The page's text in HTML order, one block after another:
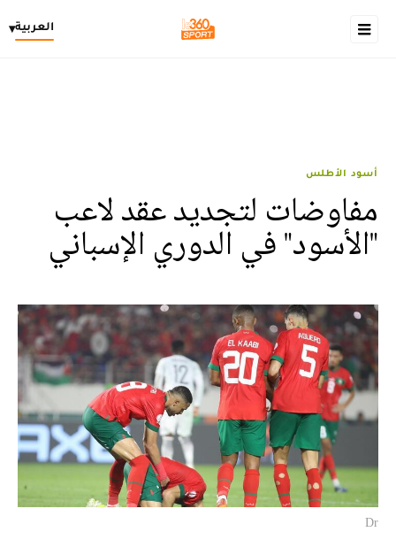
العربية▾
أسود الأطلس
مفاوضات لتجديد عقد لاعب
"الأسود" في الدوري الإسباني
Dr